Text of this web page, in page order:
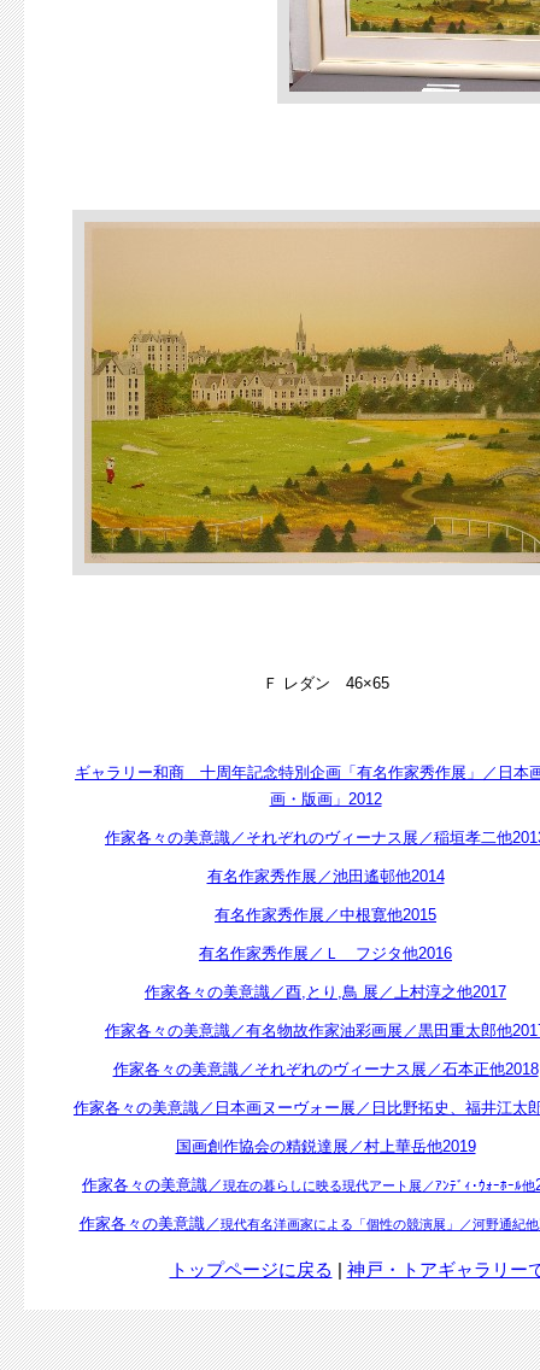
Ｆ レダン 46×65
ギャラリー和商 十周年記念特別企画「有名作家秀作展」／日本
画・版画」2012
作家各々の美意識／それぞれのヴィーナス展／稲垣孝二他
有名作家秀作展／池田遙邨他2014
有名作家秀作展／中根寛他2015
有名作家秀作展／Ｌ フジタ他2016
作家各々の美意識／酉,とり,鳥 展／上村淳之他2017
作家各々の美意識／有名物故作家油彩画展／黒田重太郎他
作家各々の美意識／それぞれのヴィーナス展／石本正他2018
作家各々の美意識／日本画ヌーヴォー展／日比野拓史、福井江太
国画創作協会の精鋭達展／村上華岳他2019
作家各々の美意識／現在の暮らしに映る現代アート展／ｱﾝﾃﾞｨ･ｳｫｰﾎｰﾙ他
作家各々の美意識／現代有名洋画家による「個性の競演展」／河野通紀他
トップページに戻る | 神戸・トアギャラリー